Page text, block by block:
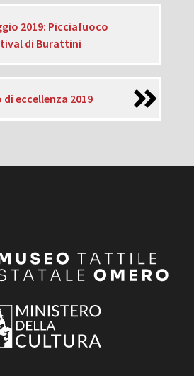
2019: Picciafuoco
di Burattini
eccellenza 2019